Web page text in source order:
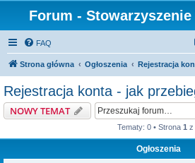
Forum -
FAQ
Strona główna Ogłoszenia Rejestracja
Rejestracja konta - jak
NOWY TEMAT
Tematy: 0 • Strona 1 z
Ogłoszenia